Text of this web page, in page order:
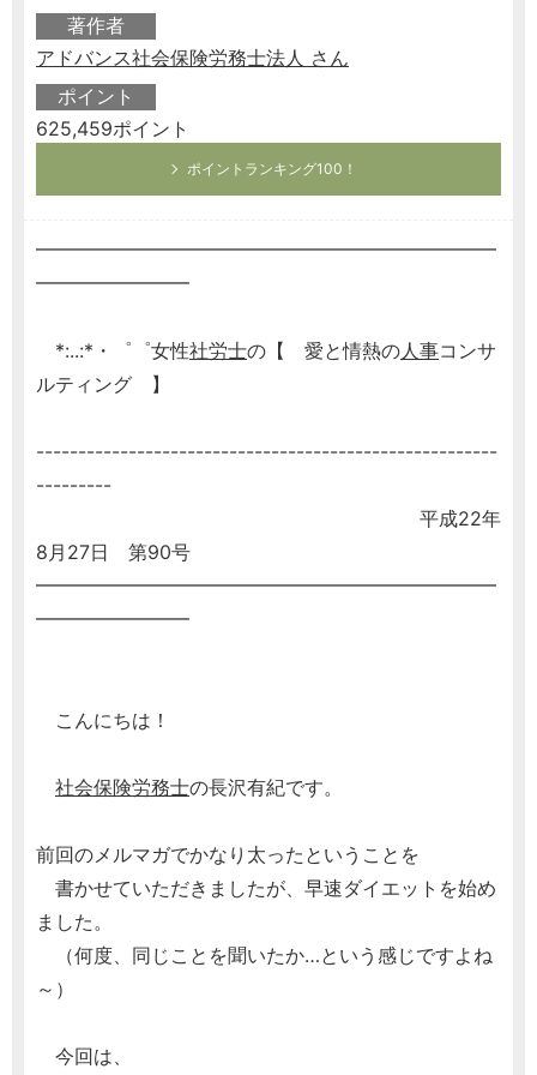
著作者
アドバンス社会保険労務士法人 さん
ポイント
625,459ポイント
ポイントランキング100！
━━━━━━━━━━━━━━━━━━━━━━━━
━━━━━━━━
*:..:*・゜゜女性社労士の【 愛と情熱の人事コンサ
ルティング 】
-------------------------------------------------------
---------
平成22年
8月27日 第90号
━━━━━━━━━━━━━━━━━━━━━━━━
━━━━━━━━
こんにちは！
社会保険労務士の長沢有紀です。
前回のメルマガでかなり太ったということを
書かせていただきましたが、早速ダイエットを始め
ました。
（何度、同じことを聞いたか…という感じですよね
～）
今回は、